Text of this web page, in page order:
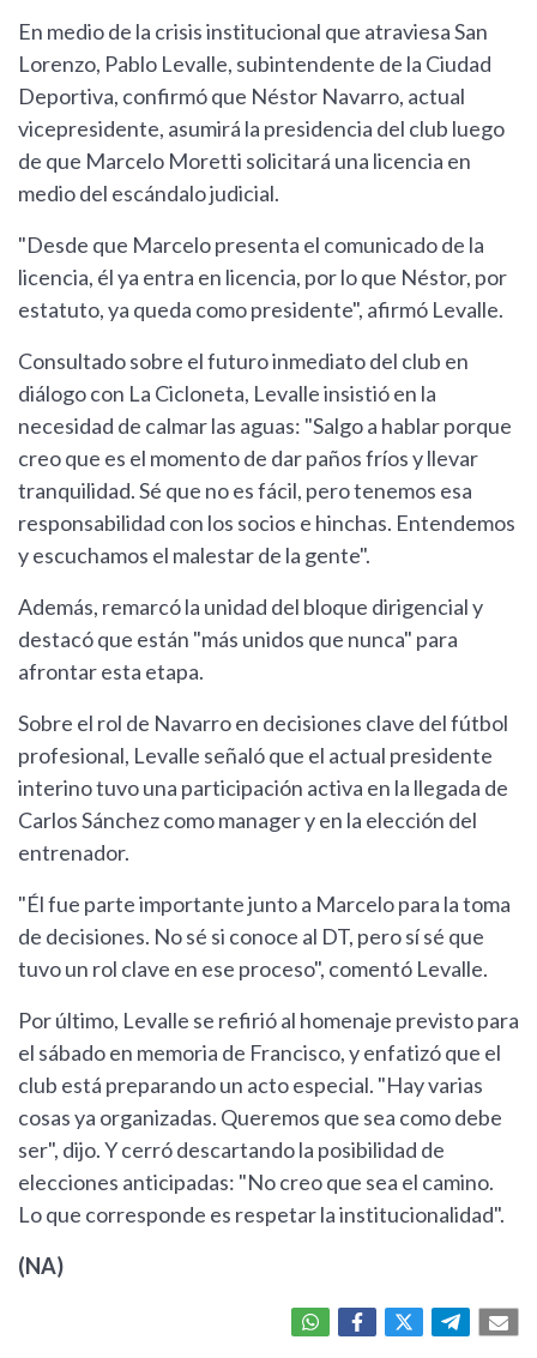
En medio de la crisis institucional que atraviesa San
Lorenzo, Pablo Levalle, subintendente de la Ciudad
Deportiva, confirmó que Néstor Navarro, actual
vicepresidente, asumirá la presidencia del club luego
de que Marcelo Moretti solicitará una licencia en
medio del escándalo judicial.
"Desde que Marcelo presenta el comunicado de la
licencia, él ya entra en licencia, por lo que Néstor, por
estatuto, ya queda como presidente", afirmó Levalle.
Consultado sobre el futuro inmediato del club en
diálogo con La Cicloneta, Levalle insistió en la
necesidad de calmar las aguas: "Salgo a hablar porque
creo que es el momento de dar paños fríos y llevar
tranquilidad. Sé que no es fácil, pero tenemos esa
responsabilidad con los socios e hinchas. Entendemos
y escuchamos el malestar de la gente".
Además, remarcó la unidad del bloque dirigencial y
destacó que están "más unidos que nunca" para
afrontar esta etapa.
Sobre el rol de Navarro en decisiones clave del fútbol
profesional, Levalle señaló que el actual presidente
interino tuvo una participación activa en la llegada de
Carlos Sánchez como manager y en la elección del
entrenador.
"Él fue parte importante junto a Marcelo para la toma
de decisiones. No sé si conoce al DT, pero sí sé que
tuvo un rol clave en ese proceso", comentó Levalle.
Por último, Levalle se refirió al homenaje previsto para
el sábado en memoria de Francisco, y enfatizó que el
club está preparando un acto especial. "Hay varias
cosas ya organizadas. Queremos que sea como debe
ser", dijo. Y cerró descartando la posibilidad de
elecciones anticipadas: "No creo que sea el camino.
Lo que corresponde es respetar la institucionalidad".
(NA)